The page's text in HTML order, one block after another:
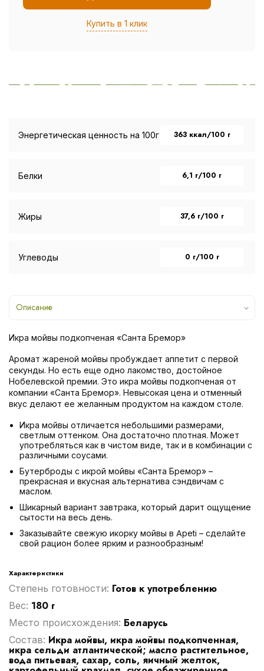
Купить в 1 клик
Энергетическая ценность на 100г 363 ккал/100 г
Белки 6,1 г/100 г
Жиры 37,6 г/100 г
Углеводы 0 г/100 г
Описание
Икра мойвы подкопченая «Санта Бремор»
Аромат жареной мойвы пробуждает аппетит с первой
секунды. Но есть еще одно лакомство, достойное
Нобелевской премии. Это икра мойвы подкопченая от
компании «Санта Бремор». Невысокая цена и отменный
вкус делают ее желанным продуктом на каждом столе.
Икра мойвы отличается небольшими размерами,
светлым оттенком. Она достаточно плотная. Может
употребляться как в чистом виде, так и в комбинации с
различными соусами.
Бутерброды с икрой мойвы «Санта Бремор» –
прекрасная и вкусная альтернатива сэндвичам с
маслом.
Шикарный вариант завтрака, который дарит ощущение
сытости на весь день.
Заказывайте свежую икорку мойвы в Apeti – сделайте
свой рацион более ярким и разнообразным!
Характеристики
Степень готовности: Готов к употреблению
Вес: 180 г
Место происхождения: Беларусь
Cостав: Икра мойвы, икра мойвы подкопченная,
икра сельди атлантической; масло растительное,
вода питьевая, сахар, соль, яичный желток,